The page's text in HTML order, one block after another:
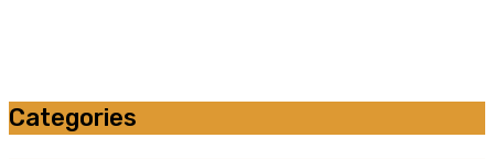
Categories